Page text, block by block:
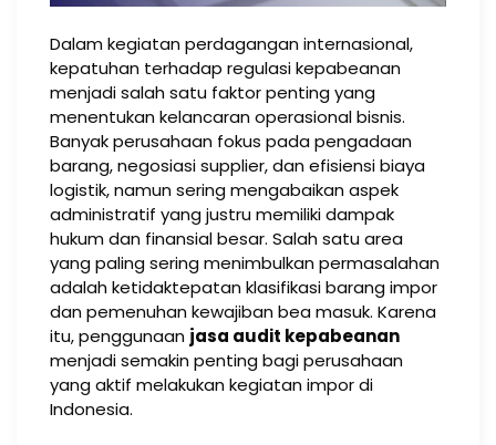
Dalam kegiatan perdagangan internasional,
kepatuhan terhadap regulasi kepabeanan
menjadi salah satu faktor penting yang
menentukan kelancaran operasional bisnis.
Banyak perusahaan fokus pada pengadaan
barang, negosiasi supplier, dan efisiensi biaya
logistik, namun sering mengabaikan aspek
administratif yang justru memiliki dampak
hukum dan finansial besar. Salah satu area
yang paling sering menimbulkan permasalahan
adalah ketidaktepatan klasifikasi barang impor
dan pemenuhan kewajiban bea masuk. Karena
itu, penggunaan jasa audit kepabeanan
menjadi semakin penting bagi perusahaan
yang aktif melakukan kegiatan impor di
Indonesia.